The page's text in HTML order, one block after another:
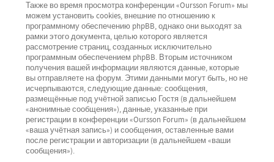
Также во время просмотра конференции «Oursson Forum» мы
можем установить cookies, внешние по отношению к
программному обеспечению phpBB, однако они выходят за
рамки этого документа, целью которого является
рассмотрение страниц, созданных исключительно
программным обеспечением phpBB. Вторым источником
получения вашей информации являются данные, которые
вы отправляете на форум. Этими данными могут быть, но не
исчерпываются, следующие данные: сообщения,
размещённые под учётной записью Гостя (в дальнейшем
«анонимные сообщения»), данные, указанные при
регистрации в конференции «Oursson Forum» (в дальнейшем
«ваша учётная запись») и сообщения, оставленные вами
после регистрации и авторизации (в дальнейшем «ваши
сообщения»).